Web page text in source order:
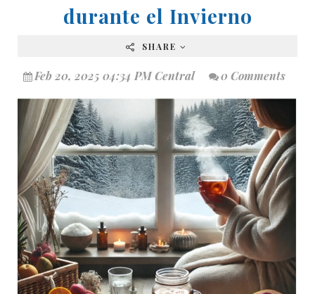
durante el Invierno
SHARE
Feb 20, 2025 04:34 PM Central 0 Comments